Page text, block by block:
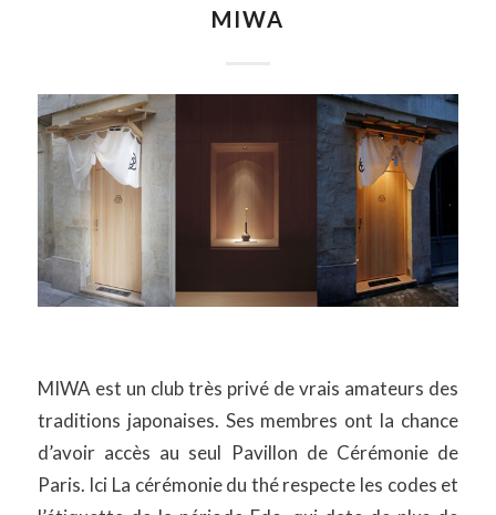
MIWA
MIWA est un club très privé de vrais amateurs des
traditions japonaises. Ses membres ont la chance
d’avoir accès au seul Pavillon de Cérémonie de
Paris.​ Ici La cérémonie du thé respecte les codes et